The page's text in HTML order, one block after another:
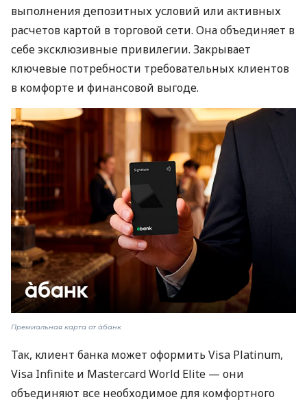
выполнения депозитных условий или активных
расчетов картой в торговой сети. Она объединяет в
себе эксклюзивные привилегии. Закрывает
ключевые потребности требовательных клиентов
в комфорте и финансовой выгоде.
Премиальная карта от àбанк
Так, клиент банка может оформить Visa Platinum,
Visa Infinite и Mastercard World Elite — они
объединяют все необходимое для комфортного